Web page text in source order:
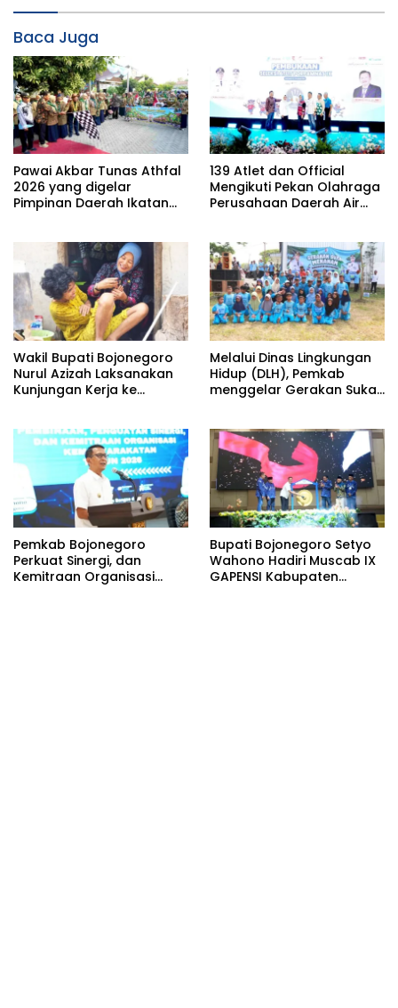
Baca Juga
Pawai Akbar Tunas Athfal
2026 yang digelar
Pimpinan Daerah Ikatan
Kabupaten Bojonegoro
139 Atlet dan Official
Mengikuti Pekan Olahraga
Perusahaan Daerah Air
Wakil Bupati Bojonegoro
Nurul Azizah Laksanakan
Kunjungan Kerja ke
Melalui Dinas Lingkungan
Hidup (DLH), Pemkab
menggelar Gerakan Suka
Pemkab Bojonegoro
Perkuat Sinergi, dan
Kemitraan Organisasi
Bupati Bojonegoro Setyo
Wahono Hadiri Muscab IX
GAPENSI Kabupaten